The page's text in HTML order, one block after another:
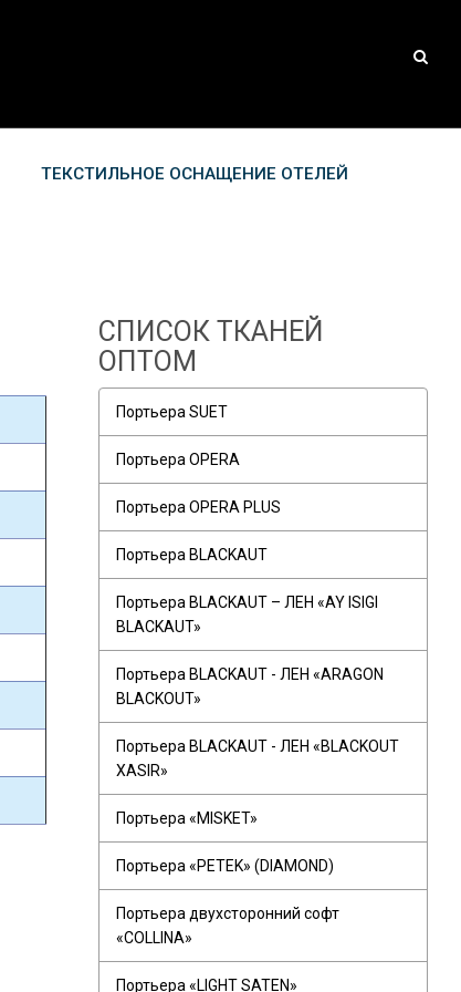
ТЕКСТИЛЬНОЕ ОСНАЩЕНИЕ ОТЕЛЕЙ
СПИСОК ТКАНЕЙ
ОПТОМ
Портьера SUET
Портьера OPERA
Портьера OPERA PLUS
Портьера BLACKAUT
Портьера BLACKAUT – ЛЕН «AY ISIGI
BLACKAUT»
Портьера BLACKAUT - ЛЕН «ARAGON
BLACKOUT»
Портьера BLACKAUT - ЛЕН «BLACKOUT
XASIR»
Портьера «MISKET»
Портьера «PETEK» (DIAMOND)
Портьера двухсторонний софт
«COLLINA»
Портьера «LIGHT SATEN»